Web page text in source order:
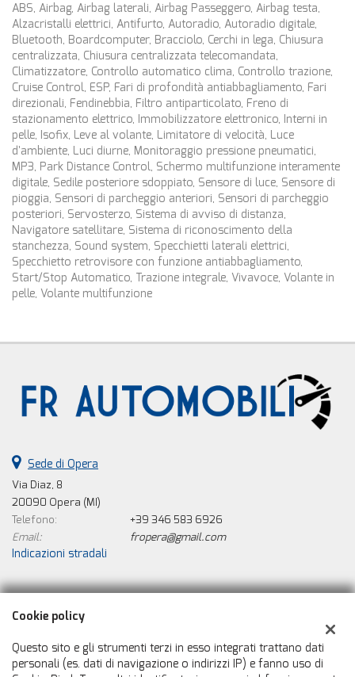
ABS, Airbag, Airbag laterali, Airbag Passeggero, Airbag testa,
Alzacristalli elettrici, Antifurto, Autoradio, Autoradio digitale,
Bluetooth, Boardcomputer, Bracciolo, Cerchi in lega, Chiusura
centralizzata, Chiusura centralizzata telecomandata,
Climatizzatore, Controllo automatico clima, Controllo trazione,
Cruise Control, ESP, Fari di profondità antiabbagliamento, Fari
direzionali, Fendinebbia, Filtro antiparticolato, Freno di
stazionamento elettrico, Immobilizzatore elettronico, Interni in
pelle, Isofix, Leve al volante, Limitatore di velocità, Luce
d'ambiente, Luci diurne, Monitoraggio pressione pneumatici,
MP3, Park Distance Control, Schermo multifunzione interamente
digitale, Sedile posteriore sdoppiato, Sensore di luce, Sensore di
pioggia, Sensori di parcheggio anteriori, Sensori di parcheggio
posteriori, Servosterzo, Sistema di avviso di distanza,
Navigatore satellitare, Sistema di riconoscimento della
stanchezza, Sound system, Specchietti laterali elettrici,
Specchietto retrovisore con funzione antiabbagliamento,
Start/Stop Automatico, Trazione integrale, Vivavoce, Volante in
pelle, Volante multifunzione
Sede di Opera
Via Diaz, 8
20090 Opera (MI)
Telefono:
+39 346 583 6926
Email:
fropera@gmail.com
Indicazioni stradali
Dati fiscali:
Fr Automobili Srl
Via Diaz, 8, Opera (MI)
C.F/P.IVA:08274600967
Cookie policy
Questo sito e gli strumenti terzi in esso integrati trattano dati
personali (es. dati di navigazione o indirizzi IP) e fanno uso di